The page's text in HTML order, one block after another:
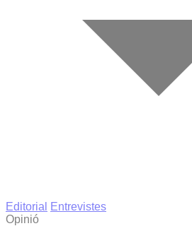
Editorial
Entrevistes
Opinió